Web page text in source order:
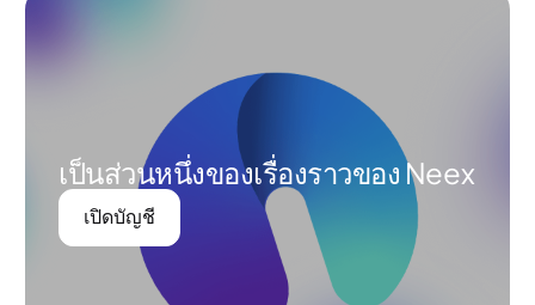
เป็นส่วนหนึ่งของเรื่องราวของ Neex
เปิดบัญชี